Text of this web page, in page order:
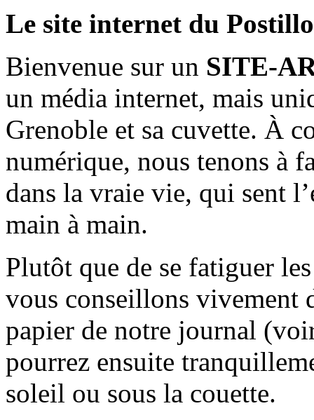
Le site internet du
Bienvenue sur un SITE-
un média internet, mais
Grenoble et sa cuvette. À
numérique, nous tenons à
dans la vraie vie, qui sent
main à main.
Plutôt que de se fatiguer
vous conseillons vivement
papier de notre journal
pourrez ensuite
soleil ou sous la couette.